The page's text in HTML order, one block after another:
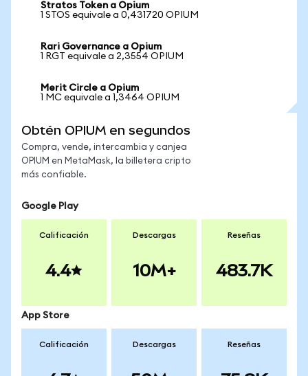
Stratos Token a Opium
1 STOS equivale a 0,431720 OPIUM
Rari Governance a Opium
1 RGT equivale a 2,3554 OPIUM
Merit Circle a Opium
1 MC equivale a 1,3464 OPIUM
Obtén OPIUM en segundos
Compra, vende, intercambia y canjea
OPIUM en MetaMask, la billetera cripto
más confiable.
Google Play
Calificación
4.4
Descargas
10M+
Reseñas
483.7K
App Store
Calificación Descargas Reseñas